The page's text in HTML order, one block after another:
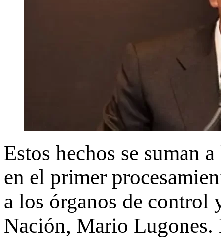
Estos hechos se suman
en el primer
a los órganos de control
Nación, Mario Lugones.